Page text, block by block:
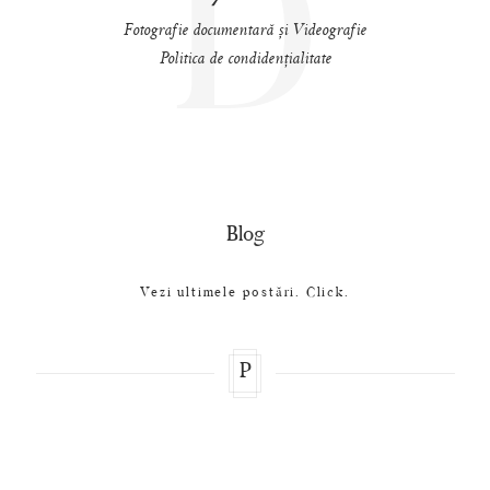
D
Fotografie documentară și Videografie
Politica de condidențialitate
Blog
Vezi ultimele postări. Click.
P